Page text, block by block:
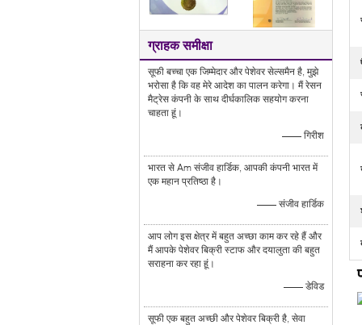
ग्राहक समीक्षा
सूफी बच्चा एक जिम्मेदार और पेशेवर सेल्समैन है, मुझे
भरोसा है कि वह मेरे आदेश का पालन करेगा। मैं रेसन
मैट्रेस कंपनी के साथ दीर्घकालिक सहयोग करना
चाहता हूं।
—— गिरीश
भारत से Am संजीव हार्डिक, आपकी कंपनी भारत में
एक महान प्रतिष्ठा है।
—— संजीव हार्डिक
आप लोग इस क्षेत्र में बहुत अच्छा काम कर रहे हैं और
मैं आपके पेशेवर बिक्री स्टाफ और दयालुता की बहुत
सराहना कर रहा हूं।
—— डेविड
सूफी एक बहुत अच्छी और पेशेवर बिक्री है, सेवा